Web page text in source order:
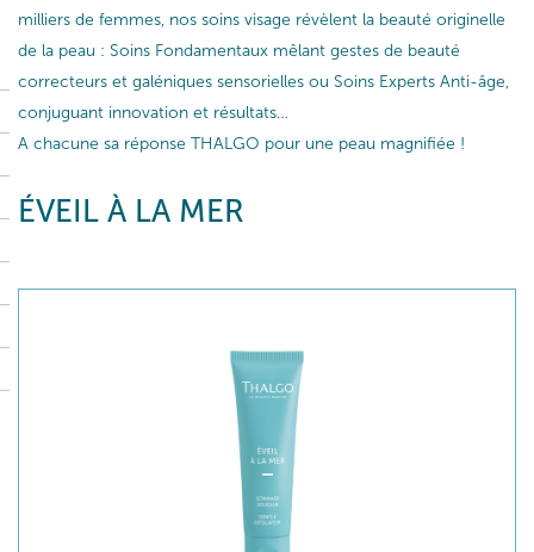
milliers de femmes, nos soins visage révèlent la beauté originelle
de la peau : Soins Fondamentaux mêlant gestes de beauté
correcteurs et galéniques sensorielles ou Soins Experts Anti-âge,
conjuguant innovation et résultats…
A chacune sa réponse THALGO pour une peau magnifiée !
ÉVEIL À LA MER